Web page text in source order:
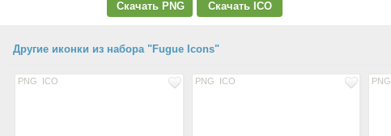
Скачать PNG Скачать ICO
Другие иконки из набора "Fugue Icons"
PNG ICO PNG ICO PNG